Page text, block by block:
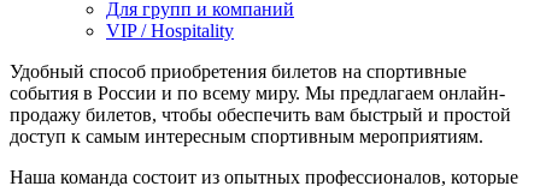
Для групп и компаний
VIP / Hospitality
Удобный способ приобретения билетов на спортивные
события в России и по всему миру. Мы предлагаем онлайн-
продажу билетов, чтобы обеспечить вам быстрый и простой
доступ к самым интересным спортивным мероприятиям.
Наша команда состоит из опытных профессионалов, которые